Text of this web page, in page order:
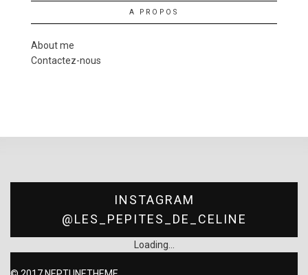
A PROPOS
About me
Contactez-nous
INSTAGRAM
@LES_PEPITES_DE_CELINE
Loading...